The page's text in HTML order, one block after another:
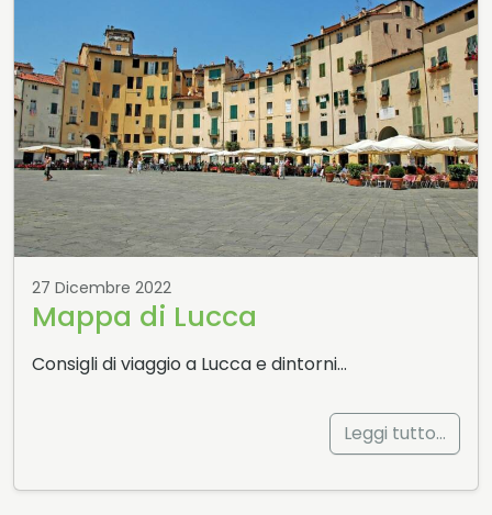
27 Dicembre 2022
Mappa di Lucca
Consigli di viaggio a Lucca e dintorni…
Leggi tutto…